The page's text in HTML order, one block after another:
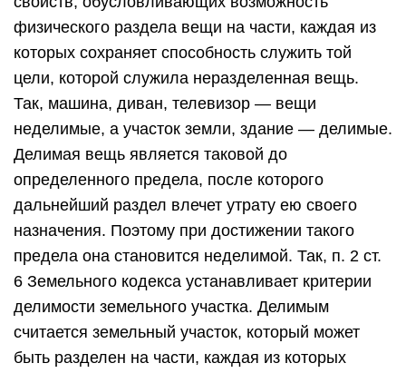
физического раздела вещи на части, каждая из
которых сохраняет способность служить той
цели, которой служила неразделенная вещь.
Так, машина, диван, телевизор — вещи
неделимые, а участок земли, здание — делимые.
Делимая вещь является таковой до
определенного предела, после которого
дальнейший раздел влечет утрату ею своего
назначения. Поэтому при достижении такого
предела она становится неделимой. Так, п. 2 ст.
6 Земельного кодекса устанавливает критерии
делимости земельного участка. Делимым
считается земельный участок, который может
быть разделен на части, каждая из которых